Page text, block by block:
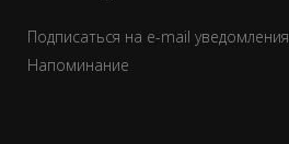
Подписаться на e-mail уведомления
Напоминание